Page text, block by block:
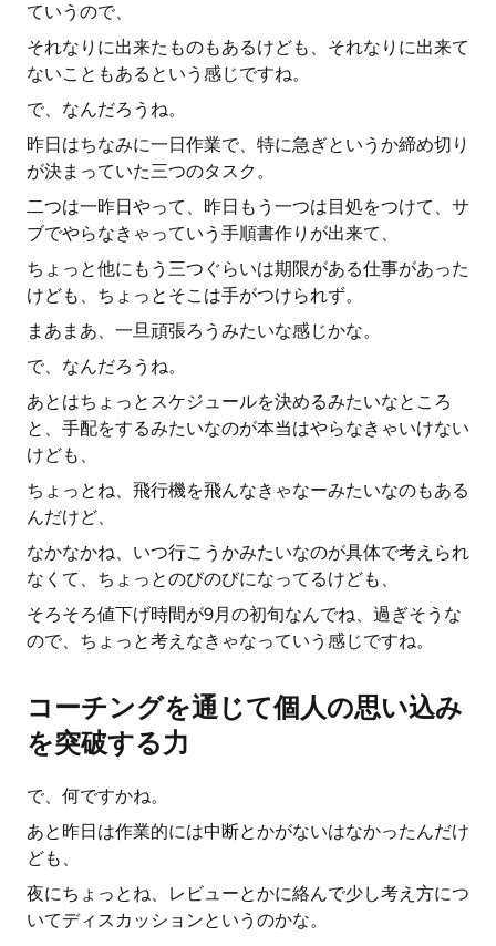
ていうので、
それなりに出来たものもあるけども、それなりに出来て
ないこともあるという感じですね。
で、なんだろうね。
昨日はちなみに一日作業で、特に急ぎというか締め切り
が決まっていた三つのタスク。
二つは一昨日やって、昨日もう一つは目処をつけて、サ
ブでやらなきゃっていう手順書作りが出来て、
ちょっと他にもう三つぐらいは期限がある仕事があった
けども、ちょっとそこは手がつけられず。
まあまあ、一旦頑張ろうみたいな感じかな。
で、なんだろうね。
あとはちょっとスケジュールを決めるみたいなところ
と、手配をするみたいなのが本当はやらなきゃいけない
けども、
ちょっとね、飛行機を飛んなきゃなーみたいなのもある
んだけど、
なかなかね、いつ行こうかみたいなのが具体で考えられ
なくて、ちょっとのびのびになってるけども、
そろそろ値下げ時間が9月の初旬なんでね、過ぎそうな
ので、ちょっと考えなきゃなっていう感じですね。
コーチングを通じて個人の思い込み
を突破する力
で、何ですかね。
あと昨日は作業的には中断とかがないはなかったんだけ
ども、
夜にちょっとね、レビューとかに絡んで少し考え方につ
いてディスカッションというのかな。